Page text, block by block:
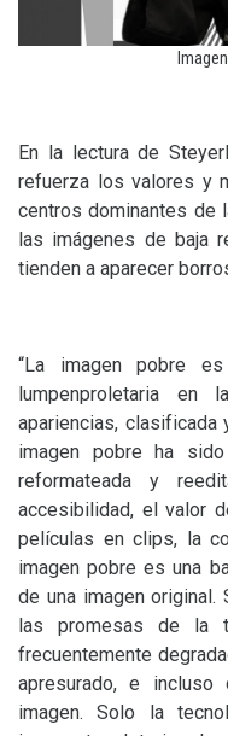
En la lectura de
refuerza los valores y
centros dominantes de
las imágenes de baja
tienden a aparecer
“La imagen pobre es
lumpenproletaria
apariencias, clasificada
imagen pobre ha sido
reformateada y
accesibilidad, el valor
películas en clips, la
imagen pobre es una
de una imagen
las promesas de la
frecuentemente
apresurado, e
imagen. Solo la